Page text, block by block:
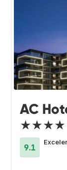
AC
★★★★
9.1